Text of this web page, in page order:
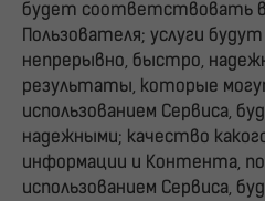
будет соответствовать
Пользователя; услуги
непрерывно, быстро,
результаты, которые
использованием Сервиса,
надежными; качество
информации и Контента,
использованием Сервиса,